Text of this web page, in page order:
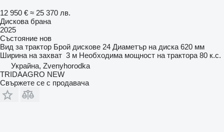
12 950 € ≈ 25 370 лв.
Дискова брана
2025
Състояние нов
Вид за трактор Брой дискове 24 Диаметър на диска 620 мм
Ширина на захват 3 м Необходима мощност на трактора 80 к.с.
Украйна, Zvenyhorodka
TRIDAAGRO NEW
Свържете се с продавача